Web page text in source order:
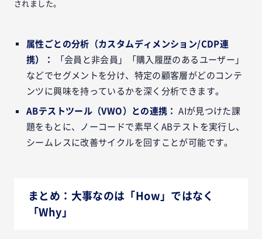
されました。
属性ごとの分析（カスタムディメンション/CDP連
携）：
「会員と非会員」「購入履歴のあるユーザー」
などでセグメントを分け、特定の顧客層がどのコンテ
ンツに興味を持っているかを深く分析できます。
ABテストツール（VWO）との連携：
AIが見つけた課
題をもとに、ノーコードで素早くABテストを実行し、
シームレスに改善サイクルを回すことが可能です。
まとめ：大事なのは「How」ではなく
「Why」